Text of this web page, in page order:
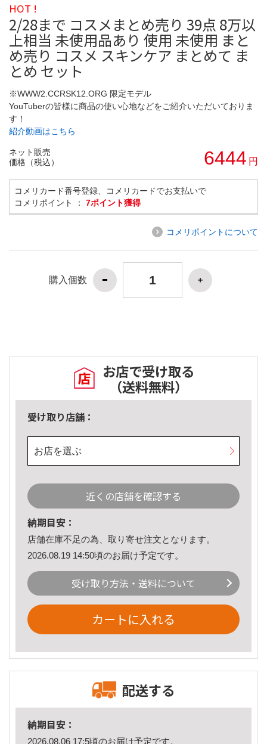
HOT !
2/28まで コスメまとめ売り 39点 8万以
上相当 未使用品あり 使用 未使用 まと
め売り コスメ スキンケア まとめて ま
とめ セット
※WWW2.CCRSK12.ORG 限定モデル
YouTuberの皆様に商品の使い心地などをご紹介いただいておりま
す！
紹介動画はこちら
ネット販売
価格（税込）
6444 円
コメリカード番号登録、コメリカードでお支払いで
コメリポイント ： 7ポイント獲得
コメリポイントについて
購入個数
お店で受け取る
（送料無料）
受け取り店舗：
お店を選ぶ
近くの店舗を確認する
納期目安：
店舗在庫不足の為、取り寄せ注文となります。
2026.08.19 14:50頃のお届け予定です。
受け取り方法・送料について
カートに入れる
配送する
納期目安：
2026.08.06 17:5頃のお届け予定です。